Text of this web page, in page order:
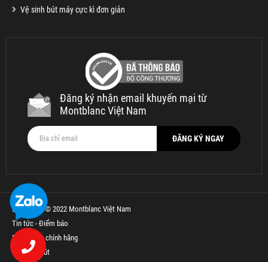
Vệ sinh bút máy cực kì đơn giản
Đăng ký nhận email khuyến mại từ
Montblanc Việt Nam
Bản quyền © 2022 Montblanc Việt Nam
Tin tức - Điểm báo
Bút Parker chính hãng
Thế Giới Bút